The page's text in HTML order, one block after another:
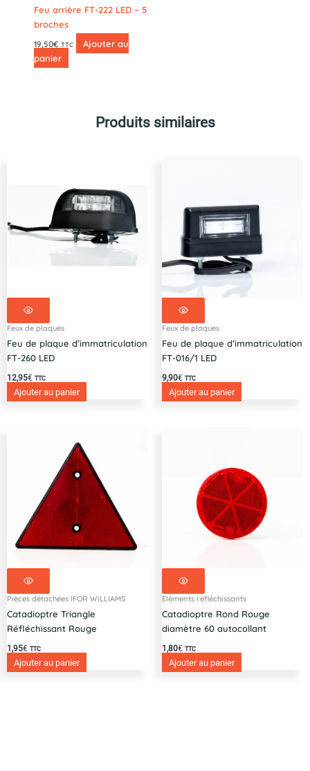
Feu arrière FT-222 LED – 5
broches
19,50€ TTC
Ajouter au
panier
Produits similaires
Feux de plaques
Feu de plaque d’immatriculation
FT-260 LED
12,95€ TTC
Ajouter au panier
Feux de plaques
Feu de plaque d’immatriculation
FT-016/1 LED
9,90€ TTC
Ajouter au panier
Pièces détachées IFOR WILLIAMS
Catadioptre Triangle
Réfléchissant Rouge
1,95€ TTC
Ajouter au panier
Eléments réfléchissants
Catadioptre Rond Rouge
diamètre 60 autocollant
1,80€ TTC
Ajouter au panier